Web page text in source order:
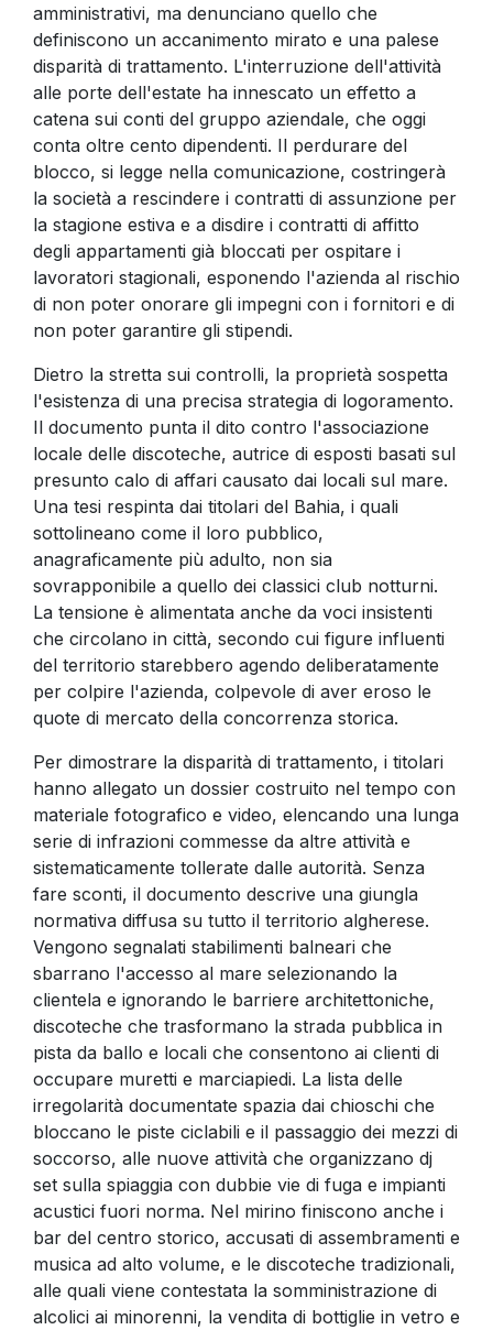
amministrativi, ma denunciano quello che
definiscono un accanimento mirato e una palese
disparità di trattamento. L'interruzione dell'attività
alle porte dell'estate ha innescato un effetto a
catena sui conti del gruppo aziendale, che oggi
conta oltre cento dipendenti. Il perdurare del
blocco, si legge nella comunicazione, costringerà
la società a rescindere i contratti di assunzione per
la stagione estiva e a disdire i contratti di affitto
degli appartamenti già bloccati per ospitare i
lavoratori stagionali, esponendo l'azienda al rischio
di non poter onorare gli impegni con i fornitori e di
non poter garantire gli stipendi.
Dietro la stretta sui controlli, la proprietà sospetta
l'esistenza di una precisa strategia di logoramento.
Il documento punta il dito contro l'associazione
locale delle discoteche, autrice di esposti basati sul
presunto calo di affari causato dai locali sul mare.
Una tesi respinta dai titolari del Bahia, i quali
sottolineano come il loro pubblico,
anagraficamente più adulto, non sia
sovrapponibile a quello dei classici club notturni.
La tensione è alimentata anche da voci insistenti
che circolano in città, secondo cui figure influenti
del territorio starebbero agendo deliberatamente
per colpire l'azienda, colpevole di aver eroso le
quote di mercato della concorrenza storica.
Per dimostrare la disparità di trattamento, i titolari
hanno allegato un dossier costruito nel tempo con
materiale fotografico e video, elencando una lunga
serie di infrazioni commesse da altre attività e
sistematicamente tollerate dalle autorità. Senza
fare sconti, il documento descrive una giungla
normativa diffusa su tutto il territorio algherese.
Vengono segnalati stabilimenti balneari che
sbarrano l'accesso al mare selezionando la
clientela e ignorando le barriere architettoniche,
discoteche che trasformano la strada pubblica in
pista da ballo e locali che consentono ai clienti di
occupare muretti e marciapiedi. La lista delle
irregolarità documentate spazia dai chioschi che
bloccano le piste ciclabili e il passaggio dei mezzi di
soccorso, alle nuove attività che organizzano dj
set sulla spiaggia con dubbie vie di fuga e impianti
acustici fuori norma. Nel mirino finiscono anche i
bar del centro storico, accusati di assembramenti e
musica ad alto volume, e le discoteche tradizionali,
alle quali viene contestata la somministrazione di
alcolici ai minorenni, la vendita di bottiglie in vetro e